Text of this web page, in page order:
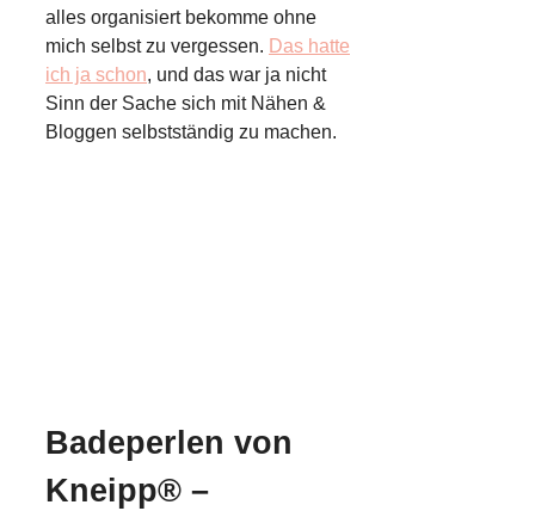
alles organisiert bekomme ohne
mich selbst zu vergessen. Das hatte
ich ja schon, und das war ja nicht
Sinn der Sache sich mit Nähen &
Bloggen selbstständig zu machen.
Badeperlen von
Kneipp® –